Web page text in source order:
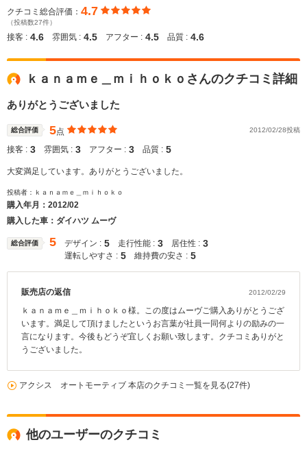
クチコミ総合評価： 4.7
（投稿数27件）
接客 : 4.6 雰囲気 : 4.5 アフター : 4.5 品質 : 4.6
ｋａｎａｍｅ＿ｍｉｈｏｋｏさんのクチコミ詳細
ありがとうございました
総合評価 5点 2012/02/28投稿
接客 : 3 雰囲気 : 3 アフター : 3 品質 : 5
大変満足しています。ありがとうございました。
投稿者：ｋａｎａｍｅ＿ｍｉｈｏｋｏ
購入年月： 2012/02
購入した車：ダイハツ ムーヴ
総合評価 5 デザイン : 5 走行性能 : 3 居住性 : 3
運転しやすさ : 5 維持費の安さ : 5
販売店の返信 2012/02/29
ｋａｎａｍｅ＿ｍｉｈｏｋｏ様。この度はムーヴご購入ありがとうござ
います。満足して頂けましたというお言葉が社員一同何よりの励みの一
言になります。今後もどうぞ宜しくお願い致します。クチコミありがと
うございました。
アクシス オートモーティブ 本店のクチコミ一覧を見る(27件)
他のユーザーのクチコミ